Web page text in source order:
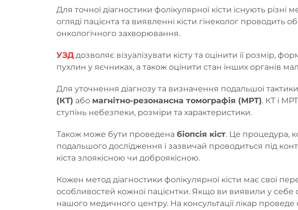
Для точної діагностики фолікулярної кісти існують
огляді пацієнта та виявленні кісти гінеколог
онкологічного захворювання.
УЗД дозволяє візуалізувати кісту та оцінити її розмір,
пухлин у яєчниках, а також оцінити стан інших органів
Для уточнення діагнозу та визначення подальшої
(КТ) або магнітно-резонансна томографія (МРТ). КТ і
ступінь небезпеки, розміри та характеристики.
Також може бути проведена біопсія кіст. Це процедура,
подальшого дослідження і зазвичай проводиться під
кіста злоякісною чи доброякісною.
Кожен метод діагностики фолікулярної кісти має свої
особливостей кожної пацієнтки. Якщо ви виявили у себе
нашого медичного центру. На консультації лікар